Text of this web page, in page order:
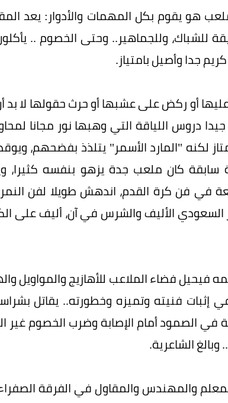
هو يقوم بكل المهمات والأدوار: يعد
للشباك، وللجماهير.. وحتى الخصوم ..
جدا وأصيل بامتياز.
أو ركض على عشبها أو حرث حقولها لا بد
دروس اللياقة التي وهبها نور مجانا
"المارد الأسمر" يتلذذ بفضحهم، ويوقد
كان ملعب جدة يزهو بنفسه كثيرا،
في فن كرة القدم، اندهش طويلا لفن
السعودي الأليف والشرس في آن، أليف على
فضاء الملاعب للأهازيج والمواويل
في إثبات فنيته وتميزه وخطورته.. يقاتل
في الصمود أمام الإصابة وضرب الخصوم غير
الشاعرية.
والمهندس والمقاول في الفرقة